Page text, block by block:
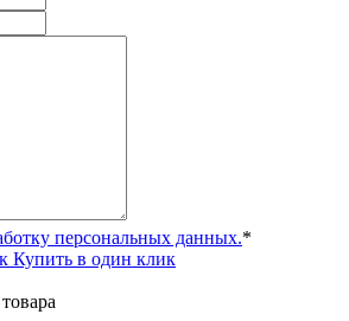
персональных данных.*
Купить в один клик